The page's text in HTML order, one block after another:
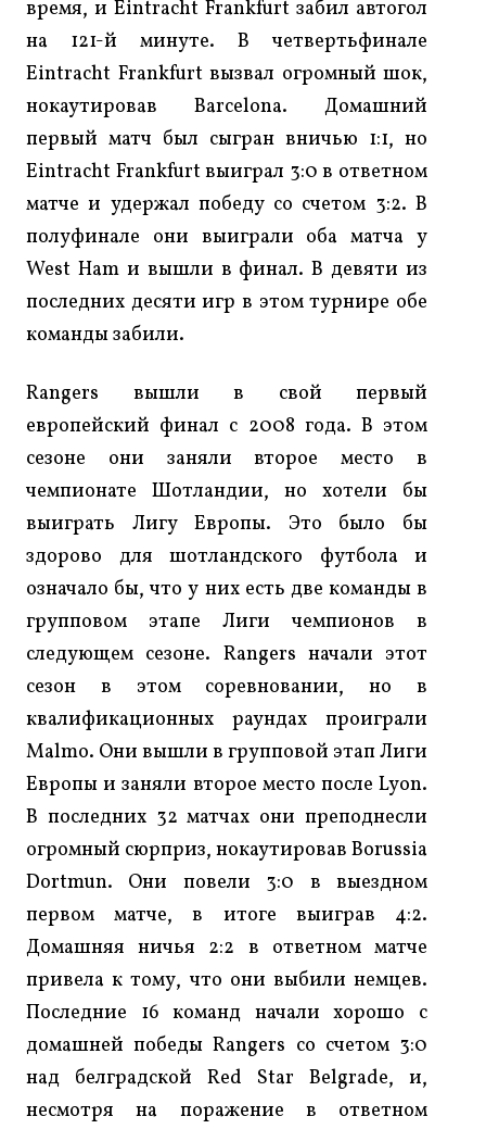
время, и Eintracht Frankfurt забил автогол
на 121-й минуте. В четвертьфинале
Eintracht Frankfurt вызвал огромный шок,
нокаутировав Barcelona. Домашний
первый матч был сыгран вничью 1:1, но
Eintracht Frankfurt выиграл 3:0 в ответном
матче и удержал победу со счетом 3:2. В
полуфинале они выиграли оба матча у
West Ham и вышли в финал. В девяти из
последних десяти игр в этом турнире обе
команды забили.
Rangers вышли в свой первый
европейский финал с 2008 года. В этом
сезоне они заняли второе место в
чемпионате Шотландии, но хотели бы
выиграть Лигу Европы. Это было бы
здорово для шотландского футбола и
означало бы, что у них есть две команды в
групповом этапе Лиги чемпионов в
следующем сезоне. Rangers начали этот
сезон в этом соревновании, но в
квалификационных раундах проиграли
Malmo. Они вышли в групповой этап Лиги
Европы и заняли второе место после Lyon.
В последних 32 матчах они преподнесли
огромный сюрприз, нокаутировав Borussia
Dortmun. Они повели 3:0 в выездном
первом матче, в итоге выиграв 4:2.
Домашняя ничья 2:2 в ответном матче
привела к тому, что они выбили немцев.
Последние 16 команд начали хорошо с
домашней победы Rangers со счетом 3:0
над белградской Red Star Belgrade, и,
несмотря на поражение в ответном